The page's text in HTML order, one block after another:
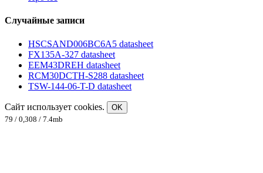
Случайные записи
HSCSAND006BC6A5 datasheet
FX135A-327 datasheet
EEM43DREH datasheet
RCM30DCTH-S288 datasheet
TSW-144-06-T-D datasheet
Сайт использует cookies.
OK
79 / 0,308 / 7.4mb